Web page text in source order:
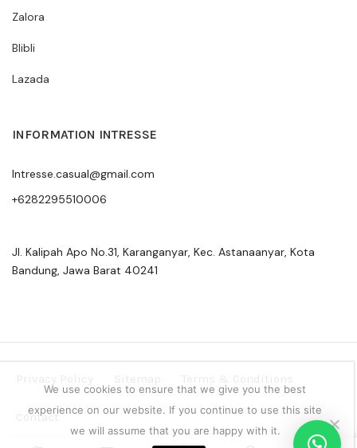
Zalora
Blibli
Lazada
INFORMATION INTRESSE
Intresse.casual@gmail.com
+6282295510006
Jl. Kalipah Apo No.31, Karanganyar, Kec. Astanaanyar, Kota
Bandung, Jawa Barat 40241
Contact
Copyright © 2024 Intresse Official Indonesia
We use cookies to ensure that we give you the best
experience on our website. If you continue to use this site
we will assume that you are happy with it.